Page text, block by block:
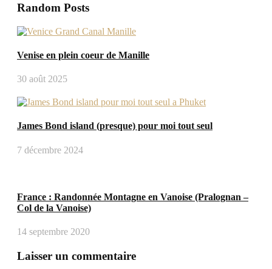
Random Posts
Venise en plein coeur de Manille
30 août 2025
James Bond island (presque) pour moi tout seul
7 décembre 2024
France : Randonnée Montagne en Vanoise (Pralognan –
Col de la Vanoise)
14 septembre 2020
Laisser un commentaire